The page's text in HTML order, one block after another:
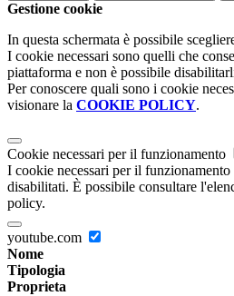
Gestione cookie
In questa schermata è possibile
I cookie necessari sono quelli che
piattaforma e non è possibile
Per conoscere quali sono i cookie
visionare la COOKIE POLICY.
Cookie necessari per il funzionamento
I cookie necessari per il funzionamento
disabilitati. È possibile consultare
policy.
youtube.com
Nome
Tipologia
Proprieta